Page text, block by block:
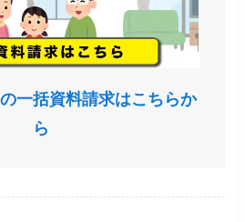
一括資料請求はこちらか
ら